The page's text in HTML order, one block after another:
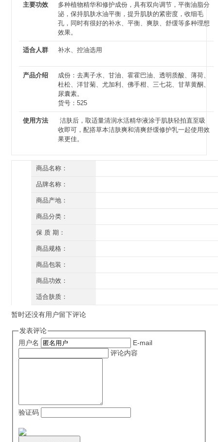
主要功效
多种植物精华和修护成份，具有双向调节，平衡油脂分
泌，保持肌肤水油平衡，提升肌肤的紧密度，收细毛
孔，同时有很好的补水、平衡、爽肤、舒缓等多种理想
效果。
适合人群 补水、控油选用
产品介绍
成份：去离子水、甘油、霍霍巴油、透明质酸、薄荷、
杜松、洋甘菊、尤加利、佛手柑、三七花、甘草黄酮、
尿囊素。
货号：525
使用方法
洁肤后，取适量清润水活精华液涂于肌肤轻拍直至吸
收即可，配搭草本洁肤爽和清爽舒缓修护乳一起使用效
果更佳。
商品名称：
御草贵颜 润颜补水精华液60ml
品牌名称：
草本养颜
商品产地：
深圳
商品分类：
精华
保 质 期：
三年（开封后一年）
商品规格：
60ml
商品包装：
有外盒/有塑封
商品功效：
补水保湿 控油平衡
适合肤质：
油性肌肤
暂时还没有用户留下评论
发表评论
用户名
E-mail
评论内容
验证码